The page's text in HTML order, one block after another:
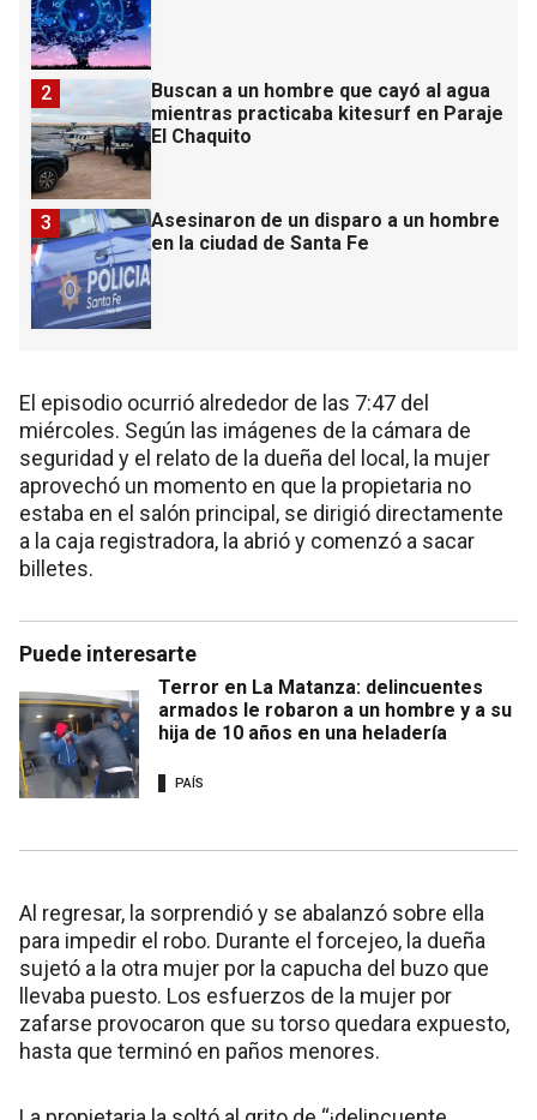
Buscan a un hombre que cayó al agua
mientras practicaba kitesurf en Paraje
El Chaquito
2
Asesinaron de un disparo a un hombre
en la ciudad de Santa Fe
3
El episodio ocurrió alrededor de las 7:47 del
miércoles. Según las imágenes de la cámara de
seguridad y el relato de la dueña del local, la mujer
aprovechó un momento en que la propietaria no
estaba en el salón principal, se dirigió directamente
a la caja registradora, la abrió y comenzó a sacar
billetes.
Puede interesarte
Terror en La Matanza: delincuentes
armados le robaron a un hombre y a su
hija de 10 años en una heladería
PAÍS
Al regresar, la sorprendió y se abalanzó sobre ella
para impedir el robo. Durante el forcejeo, la dueña
sujetó a la otra mujer por la capucha del buzo que
llevaba puesto. Los esfuerzos de la mujer por
zafarse provocaron que su torso quedara expuesto,
hasta que terminó en paños menores.